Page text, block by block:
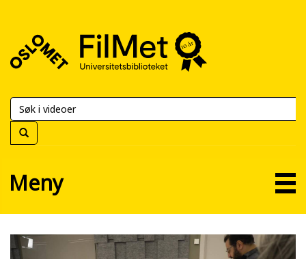
FilMet
Universitetsbiblioteket
Meny